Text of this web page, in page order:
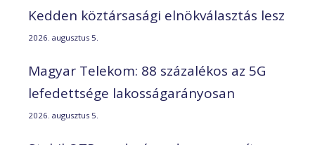
Kedden köztársasági elnökválasztás lesz
2026. augusztus 5.
Magyar Telekom: 88 százalékos az 5G
lefedettsége lakosságarányosan
2026. augusztus 5.